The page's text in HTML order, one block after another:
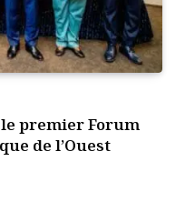
premier Forum
de l’Ouest